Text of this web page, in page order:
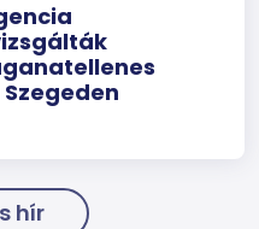
hír